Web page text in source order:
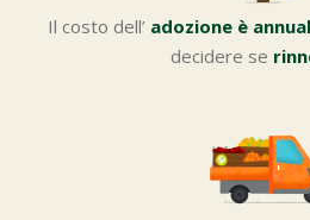
Il costo dell’adozione è
decidere se